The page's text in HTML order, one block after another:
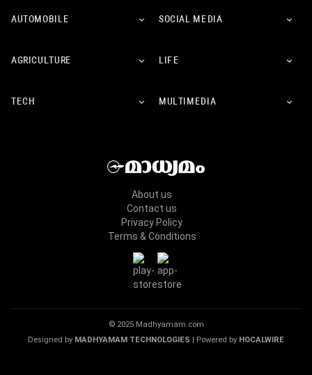
AUTOMOBILE SOCIAL MEDIA
AGRICULTURE LIFE
TECH MULTIMEDIA
About us
Contact us
Privacy Policy
Terms & Conditions
© 2025 Madhyamam.com
Designed by MADHYAMAM TECHNOLOGIES | Powered by HOCALWIRE